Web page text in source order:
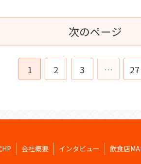
次のページ
1 2 3 … 27
HP 会社概要 インタビュー 飲食店